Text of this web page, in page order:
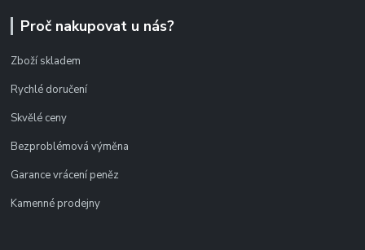
Proč nakupovat u nás?
Zboží skladem
Rychlé doručení
Skvělé ceny
Bezproblémová výměna
Garance vrácení peněz
Kamenné prodejny